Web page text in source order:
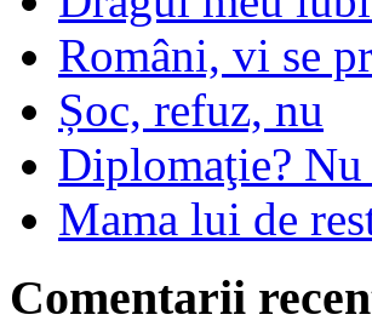
Români, vi se
Șoc, refuz, nu
Diplomaţie?
Mama lui de
Comentarii